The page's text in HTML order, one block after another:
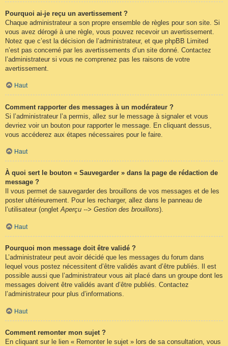
Pourquoi ai-je reçu un avertissement ?
Chaque administrateur a son propre ensemble de règles pour son site. Si
vous avez dérogé à une règle, vous pouvez recevoir un avertissement.
Notez que c’est la décision de l’administrateur, et que phpBB Limited
n’est pas concerné par les avertissements d’un site donné. Contactez
l’administrateur si vous ne comprenez pas les raisons de votre
avertissement.
Haut
Comment rapporter des messages à un modérateur ?
Si l’administrateur l’a permis, allez sur le message à signaler et vous
devriez voir un bouton pour rapporter le message. En cliquant dessus,
vous accéderez aux étapes nécessaires pour le faire.
Haut
À quoi sert le bouton « Sauvegarder » dans la page de rédaction de
message ?
Il vous permet de sauvegarder des brouillons de vos messages et de les
poster ultérieurement. Pour les recharger, allez dans le panneau de
l’utilisateur (ongletAperçu --> Gestion des brouillons).
Haut
Pourquoi mon message doit être validé ?
L’administrateur peut avoir décidé que les messages du forum dans
lequel vous postez nécessitent d’être validés avant d’être publiés. Il est
possible aussi que l’administrateur vous ait placé dans un groupe dont les
messages doivent être validés avant d’être publiés. Contactez
l’administrateur pour plus d’informations.
Haut
Comment remonter mon sujet ?
En cliquant sur le lien « Remonter le sujet » lors de sa consultation, vous